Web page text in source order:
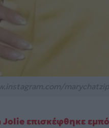
επισκέφθηκε